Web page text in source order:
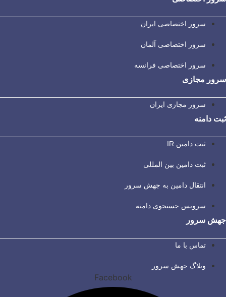
سرور اختصاصی ایران
سرور اختصاصی آلمان
سرور اختصاصی فرانسه
سرور مجازی
سرور مجازی ایران
ثبت دامنه
ثبت دامین IR
ثبت دامین بین المللی
انتقال دامین به جهش سرور
سرویس جستجوی دامنه
جهش سرور
تماس با ما
وبلاگ جهش سرور
Facebook